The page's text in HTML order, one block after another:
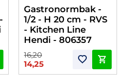
Gastronormbak -
1/2 - H 20 cm - RVS
- Kitchen Line
Hendi - 806357
16,20
14,25